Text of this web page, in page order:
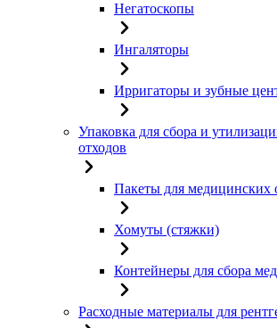
Негатоскопы
Ингаляторы
Ирригаторы и зубные
Упаковка для сбора и
отходов
Пакеты для медицинских
Хомуты (стяжки)
Контейнеры для сбора
Расходные материалы для